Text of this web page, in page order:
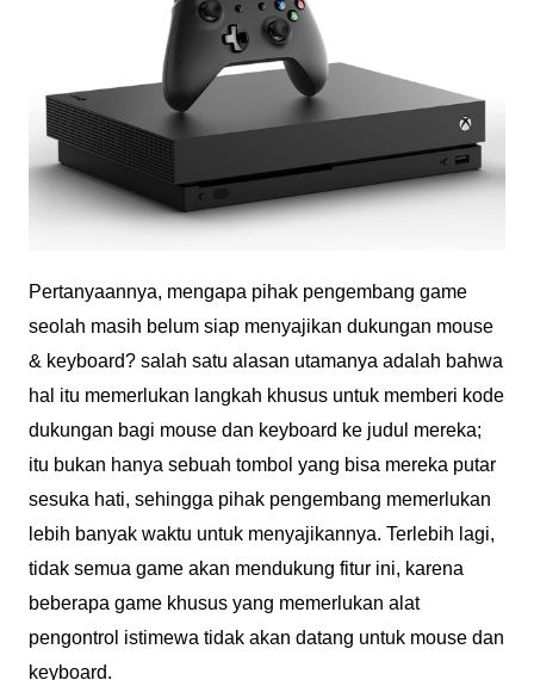
Pertanyaannya, mengapa pihak pengembang game
seolah masih belum siap menyajikan dukungan mouse
& keyboard? salah satu alasan utamanya adalah bahwa
hal itu memerlukan langkah khusus untuk memberi kode
dukungan bagi mouse dan keyboard ke judul mereka;
itu bukan hanya sebuah tombol yang bisa mereka putar
sesuka hati, sehingga pihak pengembang memerlukan
lebih banyak waktu untuk menyajikannya. Terlebih lagi,
tidak semua game akan mendukung fitur ini, karena
beberapa game khusus yang memerlukan alat
pengontrol istimewa tidak akan datang untuk mouse dan
keyboard.